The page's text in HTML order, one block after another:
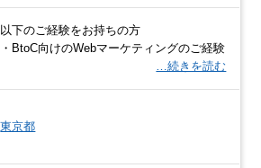
以下のご経験をお持ちの方
・BtoC向けのWebマーケティングのご経験
…続きを読む
東京都